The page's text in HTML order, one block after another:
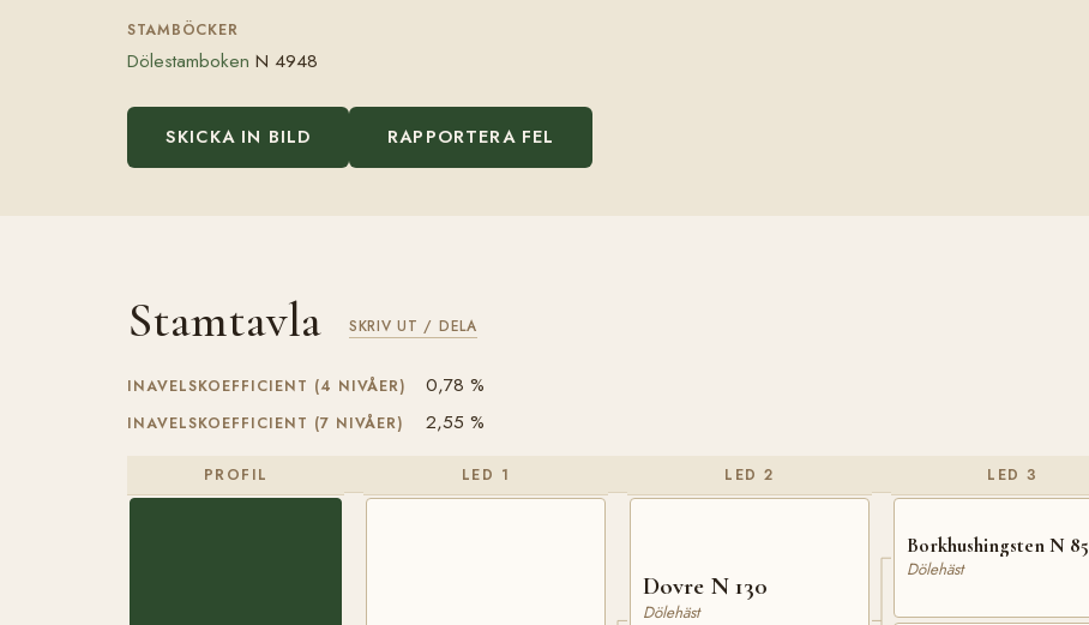
STAMBÖCKER
Dölestamboken N 4948
SKICKA IN BILD RAPPORTERA FEL
Stamtavla SKRIV UT / DELA
INAVELSKOEFFICIENT (4 NIVÅER) 0,78 %
INAVELSKOEFFICIENT (7 NIVÅER) 2,55 %
PROFIL LED 1 LED 2
Dovre N 130
Dölehäst
LED 3
Borkhushingsten N 85
Dölehäst